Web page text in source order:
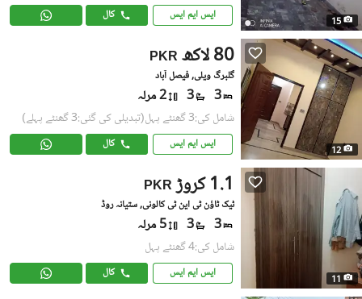
15 ایس ایم ایس کال
12
PKR 80 لاکھ
گلبرگ ویلی, فیصل آباد
3
3 2 مرلہ
شامل کی:3 گھنٹے پہل (تبدیلی کی گئی:3 گھنٹے پہلے)
ایس ایم ایس کال
11
PKR 1.1 کروڑ
ٹیک ٹاؤن ٹی این ٹی کالونی, ستیانہ روڈ
3
3 5 مرلہ
شامل کی:4 گھنٹے پہل
ایس ایم ایس کال